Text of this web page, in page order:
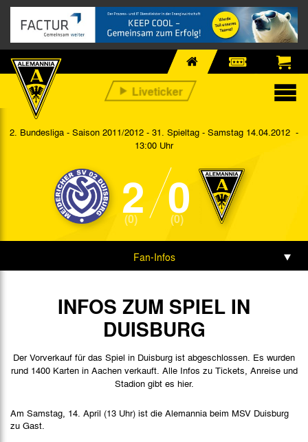
2. Bundesliga - Saison 2011/2012 - 31. Spieltag - Samstag 14.04.2012 -
13:00 Uhr
2
(0) 0
(0)
Fan-Infos
Spieldaten
Spielbericht
Stimmen
INFOS ZUM SPIEL IN
DUISBURG
Der Vorverkauf für das Spiel in Duisburg ist abgeschlossen. Es wurden
rund 1400 Karten in Aachen verkauft. Alle Infos zu Tickets, Anreise und
Stadion gibt es hier.
Am Samstag, 14. April (13 Uhr) ist die Alemannia beim MSV Duisburg
zu Gast.